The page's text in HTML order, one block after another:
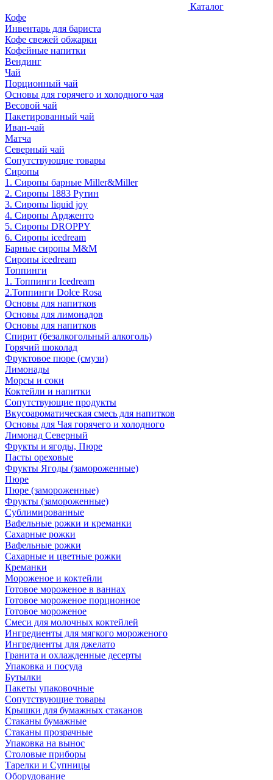
Каталог
Кофе
Инвентарь для бариста
Кофе свежей обжарки
Кофейные напитки
Вендинг
Чай
Порционный чай
Основы для горячего и холодного чая
Весовой чай
Пакетированный чай
Иван-чай
Матча
Северный чай
Сопутствующие товары
Сиропы
1. Сиропы барные Miller&Miller
2. Сиропы 1883 Рутин
3. Cиропы liquid joy
4. Cиропы Ардженто
5. Сиропы DROPPY
6. Сиропы icedream
Барные сиропы M&M
Сиропы icedream
Топпинги
1. Топпинги Icedream
2.Топпинги Dolce Rosa
Основы для напитков
Основы для лимонадов
Основы для напитков
Спирит (безалкогольный алкоголь)
Горячий шоколад
Фруктовое пюре (смузи)
Лимонады
Морсы и соки
Коктейли и напитки
Сопутствующие продукты
Вкусоароматическая смесь для напитков
Основы для Чая горячего и холодного
Лимонад Северный
Фрукты и ягоды, Пюре
Пасты ореховые
Фрукты Ягоды (замороженные)
Пюре
Пюре (замороженные)
Фрукты (замороженные)
Сублимированные
Вафельные рожки и креманки
Сахарные рожки
Вафельные рожки
Сахарные и цветные рожки
Креманки
Мороженое и коктейли
Готовое мороженое в ваннах
Готовое мороженое порционное
Готовое мороженое
Смеси для молочных коктейлей
Ингредиенты для мягкого мороженого
Ингредиенты для джелато
Гранита и охлажденные десерты
Упаковка и посуда
Бутылки
Пакеты упаковочные
Сопутствующие товары
Крышки для бумажных стаканов
Стаканы бумажные
Стаканы прозрачные
Упаковка на вынос
Столовые приборы
Тарелки и Супницы
Оборудование